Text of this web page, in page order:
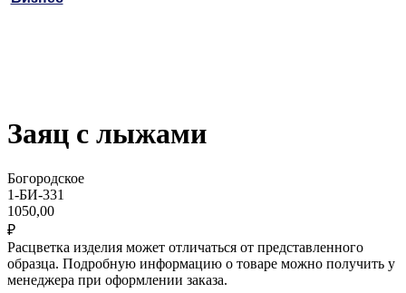
Заяц с лыжами
Богородское
1-БИ-331
1050,00
₽
Расцветка изделия может отличаться от представленного
образца. Подробную информацию о товаре можно получить у
менеджера при оформлении заказа.